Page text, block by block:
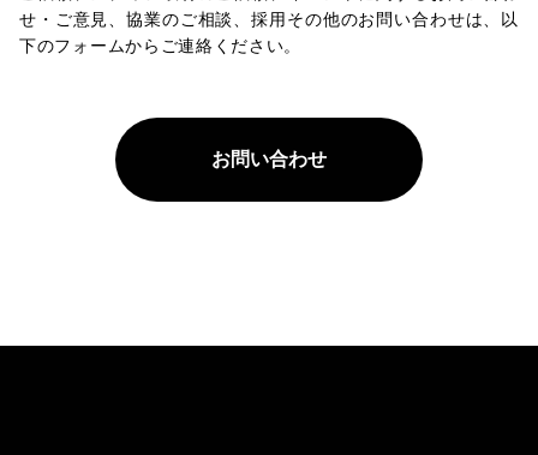
せ・ご意見、協業のご相談、採用その他のお問い合わせは、以
下のフォームからご連絡ください。
お問い合わせ